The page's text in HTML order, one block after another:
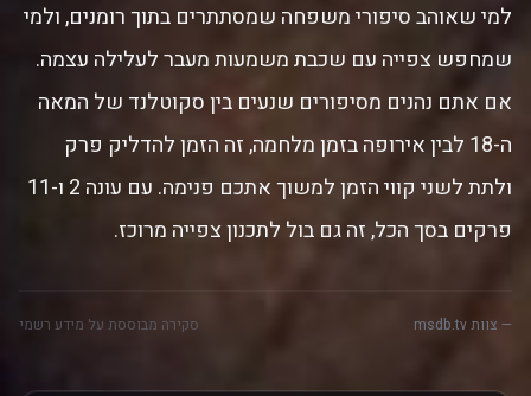
למי שאוהב סיפורי משפחה שמסתתרים בתוך רומנים, ולמי
שמחפש צפייה עם שכבת משמעות מעבר לעלילה עצמה.
אם אתם נהנים מסיפורים שנעים בין סקוטלנד של המאה
ה-18 לבין אירופה בזמן מלחמה, זה הזמן להדליק פרק
ולתת לשני קווי הזמן למשוך אתכם פנימה. עם עונה 2 ו-11
פרקים בסך הכל, זה גם בול לתכנון צפייה מרוכז.
— צוות msdb.tv סקירה מבוססת על מידע רשמי